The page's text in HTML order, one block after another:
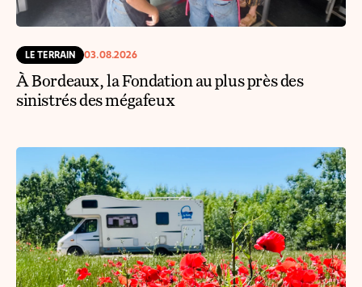
LE TERRAIN 03.08.2026
À Bordeaux, la Fondation au plus près des
sinistrés des mégafeux